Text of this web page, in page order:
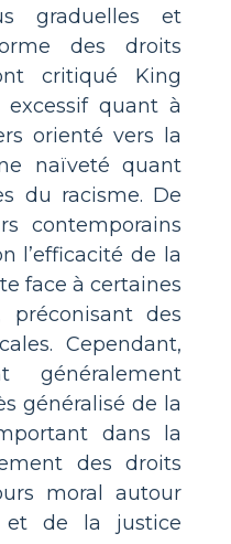
graduelles et
des droits
critiqué King
quant à
orienté vers la
naïveté quant
du racisme. De
contemporains
l’efficacité de la
face à certaines
préconisant des
Cependant,
généralement
généralisé de la
dans la
des droits
moral autour
et de la justice